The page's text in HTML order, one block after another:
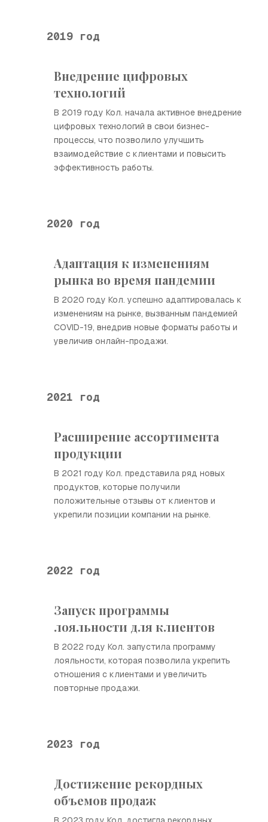
2019 год
Внедрение цифровых
технологий
В 2019 году Кол. начала активное внедрение
цифровых технологий в свои бизнес-
процессы, что позволило улучшить
взаимодействие с клиентами и повысить
эффективность работы.
2020 год
Адаптация к изменениям
рынка во время пандемии
В 2020 году Кол. успешно адаптировалась к
изменениям на рынке, вызванным пандемией
COVID-19, внедрив новые форматы работы и
увеличив онлайн-продажи.
2021 год
Расширение ассортимента
продукции
В 2021 году Кол. представила ряд новых
продуктов, которые получили
положительные отзывы от клиентов и
укрепили позиции компании на рынке.
2022 год
Запуск программы
лояльности для клиентов
В 2022 году Кол. запустила программу
лояльности, которая позволила укрепить
отношения с клиентами и увеличить
повторные продажи.
2023 год
Достижение рекордных
объемов продаж